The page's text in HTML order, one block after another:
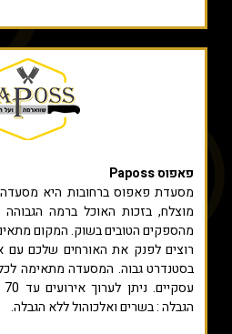
פאפוס Paposs
מסעדת פאפוס ברחובות היא מסעדה
מוצלח, בזכות האוכל ברמה הגבוהה
מהספקים הטובים בשוק. המקום
רוצים לפנק את האורחים שלכם עם
בסטנדרט גבוה. המסעדה מתאימה לכל
הגבלה : בשרים ואלכוהול ללא הגבלה.